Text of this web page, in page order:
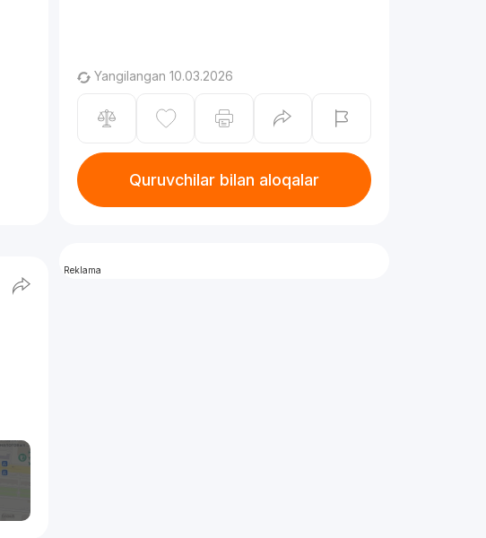
Yangilangan 10.03.2026
Quruvchilar bilan aloqalar
Reklama